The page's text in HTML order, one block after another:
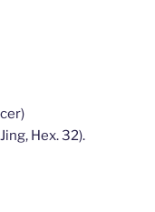
Hex. 32).